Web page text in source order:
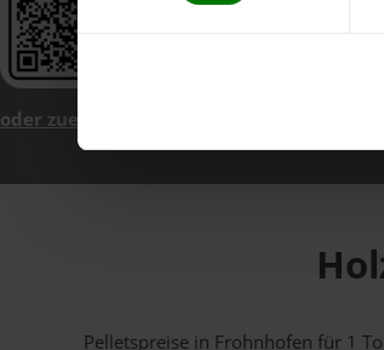
oder zuerst mehr über unsere App
Pelletspreise in Frohnhofen für 1